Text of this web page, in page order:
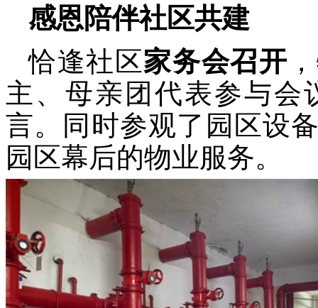
感恩陪伴社区共建
恰逢社区家务会召开 ，
主、母亲团代表参与会
言。同时参观了 园区设
园区幕后的物业服务。